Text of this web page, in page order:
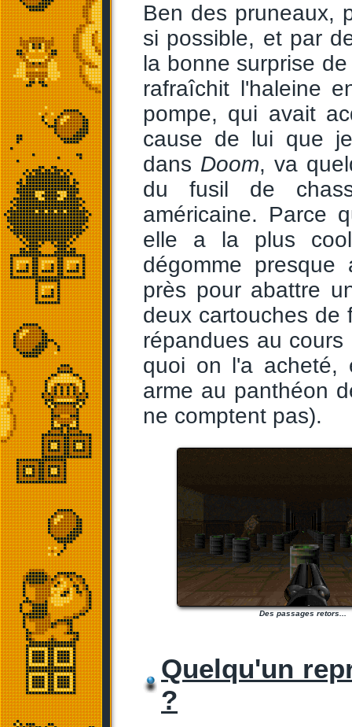
Ben des pruneaux,
si possible, et par
la bonne surprise
rafraîchit l'haleine
pompe, qui avait
cause de lui que
dans Doom, va
du fusil de
américaine. Parce
elle a la plus
dégomme
près pour abattre
deux cartouches de
répandues au
quoi on l'a acheté,
arme au panthéon
ne comptent pas).
Des passages retors...
Quelqu'un
?